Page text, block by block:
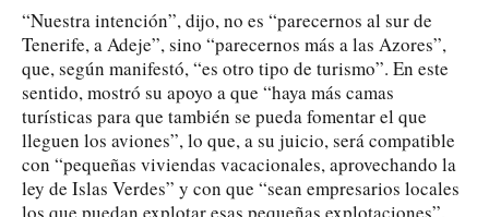
“Nuestra intención”, dijo, no es “parecernos al sur de
Tenerife, a Adeje”, sino “parecernos más a las Azores”,
que, según manifestó, “es otro tipo de turismo”. En este
sentido, mostró su apoyo a que “haya más camas
turísticas para que también se pueda fomentar el que
lleguen los aviones”, lo que, a su juicio, será compatible
con “pequeñas viviendas vacacionales, aprovechando la
ley de Islas Verdes” y con que “sean empresarios locales
los que puedan explotar esas pequeñas explotaciones”.